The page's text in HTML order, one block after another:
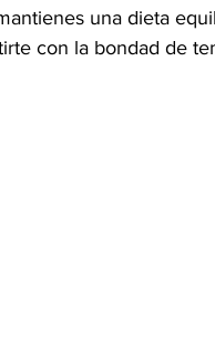
una dieta
con la bondad de